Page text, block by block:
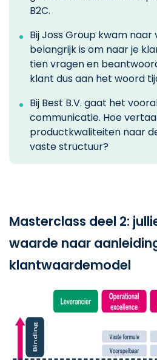
B2C.
Bij Joss Group kwam
belangrijk is om naar je
tien vragen en
klant dus aan het woord
Bij Best B.V. gaat het
communicatie. Hoe
productkwaliteiten naar
vaste structuur?
Masterclass deel 2:
waarde naar
klantwaardemodel